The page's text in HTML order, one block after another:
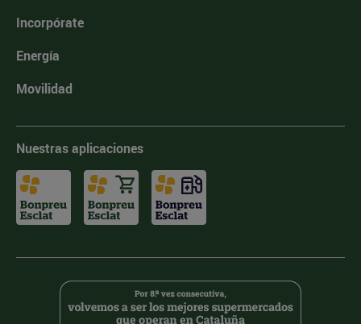
Incorpórate
Energía
Movilidad
Nuestras aplicaciones